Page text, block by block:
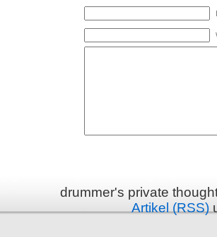
drummer's private
Artikel (RSS)